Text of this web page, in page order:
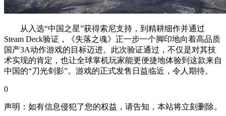
从入选“中国之星”获得索尼支持，到精耕细作并通过
Steam Deck验证，《失落之魂》正一步一个脚印地向着高品质
国产3A动作游戏的目标迈进。此次验证通过，不仅是对其技
术实现的肯定，也让全球掌机玩家能更便捷地体验到这款来自
中国的“刀光剑影”。游戏的正式发售日益临近，令人期待。
0
声明：如有信息侵犯了您的权益，请告知，本站将立刻删除。